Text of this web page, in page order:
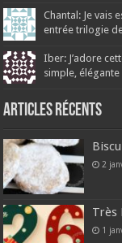
Chantal: Je vais
entrée trilogie
Iber: J’adore
simple, élégante
Articles récents
2
Très
1